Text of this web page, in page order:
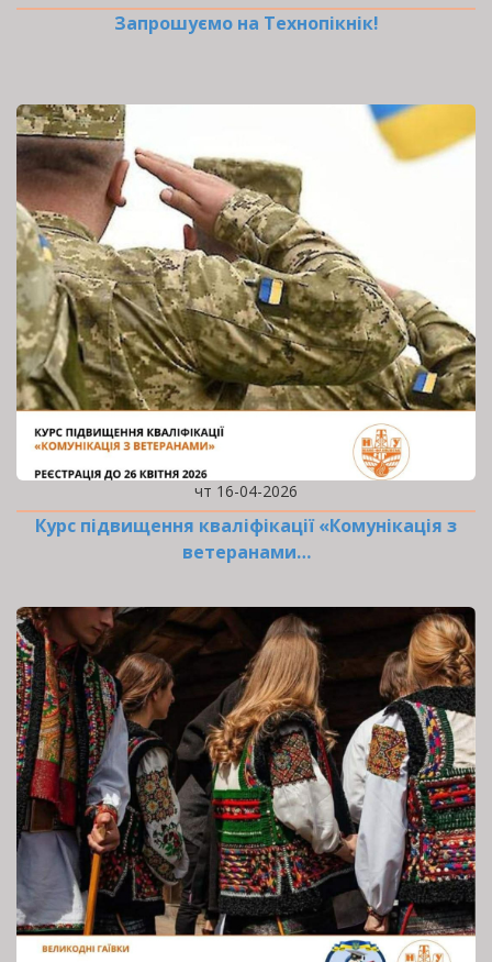
Запрошуємо на Технопікнік!
чт 16-04-2026
Курс підвищення кваліфікації «Комунікація з
ветеранами…